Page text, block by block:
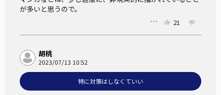
が多いと思うので。
21
胡桃
2023/07/13 10:52
特に対策はしなくていい